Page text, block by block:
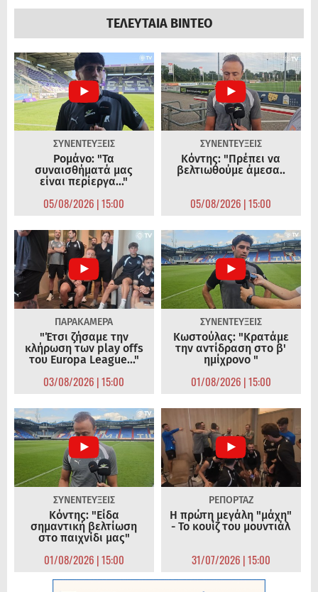
ΤΕΛΕΥΤΑΙΑ ΒΙΝΤΕΟ
ΣΥΝΕΝΤΕΥΞΕΙΣ
Ρομάνο: "Τα
συναισθήματά μας
είναι περίεργα..."
05/08/2026 | 15:00
ΣΥΝΕΝΤΕΥΞΕΙΣ
Κόντης: "Πρέπει να
βελτιωθούμε άμεσα..
05/08/2026 | 15:00
ΠΑΡΑΚΑΜΕΡΑ
"Έτσι ζήσαμε την
κλήρωση των play offs
του Europa League..."
03/08/2026 | 15:00
ΣΥΝΕΝΤΕΥΞΕΙΣ
Κωστούλας: "Κρατάμε
την αντίδραση στο β'
ημίχρονο "
01/08/2026 | 15:00
ΣΥΝΕΝΤΕΥΞΕΙΣ
Κόντης: "Είδα
σημαντική βελτίωση
στο παιχνίδι μας"
01/08/2026 | 15:00
ΡΕΠΟΡΤΑΖ
Η πρώτη μεγάλη "μάχη"
- Το κουίζ του μουντιάλ
31/07/2026 | 15:00